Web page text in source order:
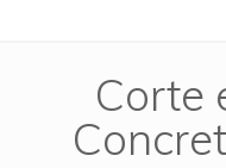
Corte